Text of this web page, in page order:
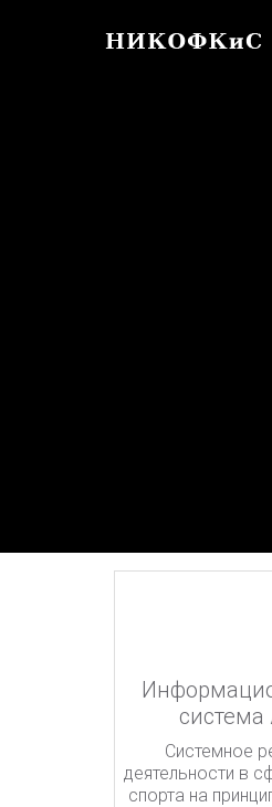
система
Системное
деятельности в
спорта на